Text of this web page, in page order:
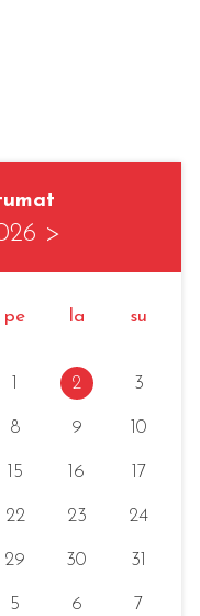
>
pe la su
2 3
8 9 10
15 16 17
22 23 24
29 30 31
5 6 7